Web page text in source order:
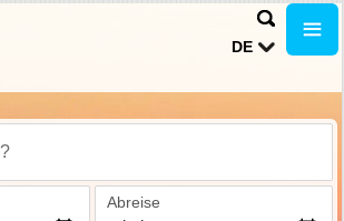
DE
Abreise